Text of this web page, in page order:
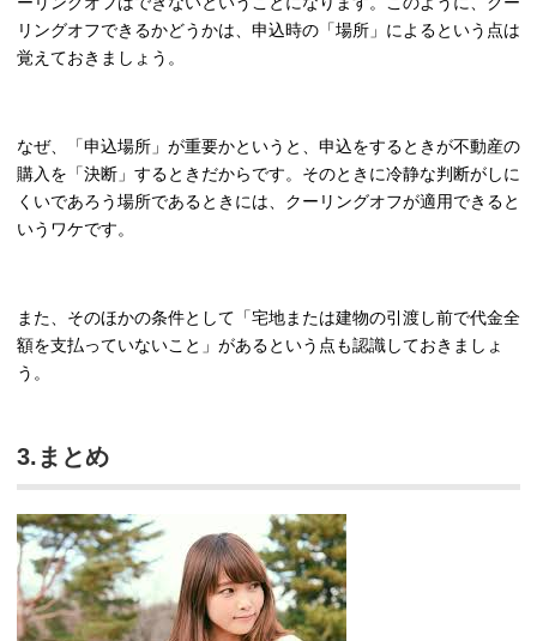
リングオフできるかどうかは、申込時の「場所」によるという点は
覚えておきましょう。
なぜ、「申込場所」が重要かというと、申込をするときが不動産の
購入を「決断」するときだからです。そのときに冷静な判断がしに
くいであろう場所であるときには、クーリングオフが適用できると
いうワケです。
また、そのほかの条件として「宅地または建物の引渡し前で代金全
額を支払っていないこと」があるという点も認識しておきましょ
う。
3.まとめ